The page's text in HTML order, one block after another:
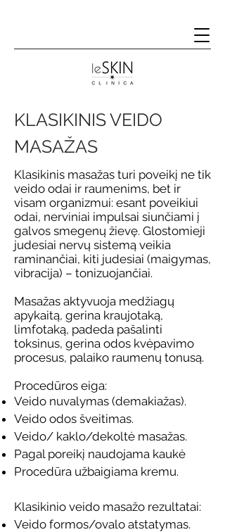
KLASIKINIS VEIDO
MASAŽAS
Klasikinis masažas turi poveikį ne tik
veido odai ir raumenims, bet ir
visam organizmui: esant poveikiui
odai, nerviniai impulsai siunčiami į
galvos smegenų žievę. Glostomieji
judesiai nervų sistemą veikia
raminančiai, kiti judesiai (maigymas,
vibracija) – tonizuojančiai.
Masažas aktyvuoja medžiagų
apykaitą, gerina kraujotaką,
limfotaką, padeda pašalinti
toksinus, gerina odos kvėpavimo
procesus, palaiko raumenų tonusą.
Procedūros eiga:
Veido nuvalymas (demakiažas).
Veido odos šveitimas.
Veido/ kaklo/dekoltė masažas.
Pagal poreikį naudojama kaukė
Procedūra užbaigiama kremu.
Klasikinio veido masažo rezultatai:
Veido formos/ovalo atstatymas.